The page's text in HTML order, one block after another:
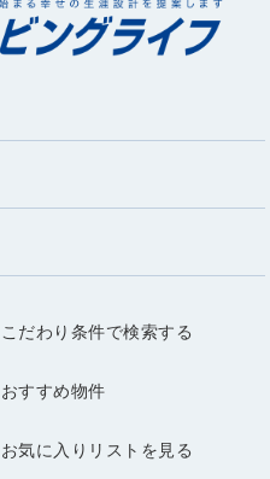
こだわり条件で検索する
おすすめ物件
お気に入りリストを見る